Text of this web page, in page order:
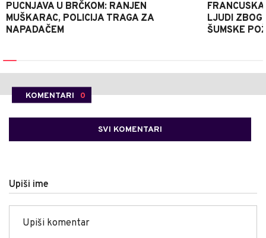
PUCNJAVA U BRČKOM: RANJEN
MUŠKARAC, POLICIJA TRAGA ZA
NAPADAČEM
LJUDI ZBOG
ŠUMSKE
KOMENTARI 0
SVI KOMENTARI
Upiši ime